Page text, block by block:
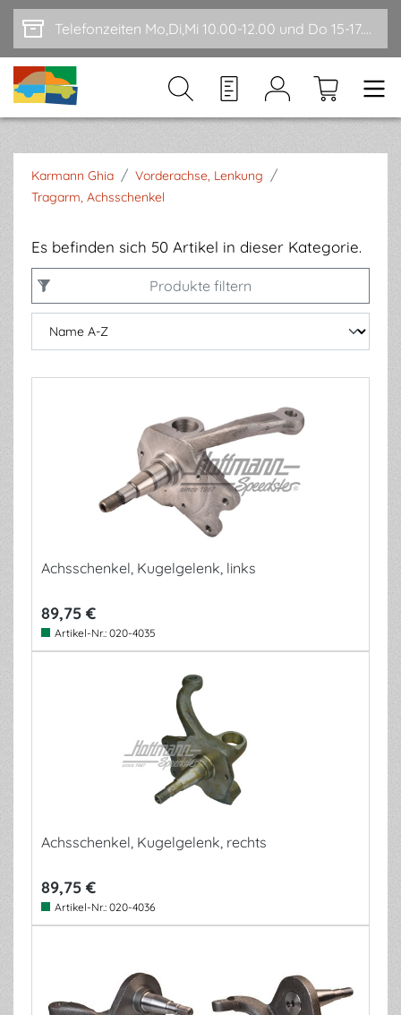
Zum Hauptinhalt springen Telefonzeiten Mo,Di,Mi 10.00-12.00 und Do 15-17.00
Karmann Ghia / Vorderachse, Lenkung /
Tragarm, Achsschenkel
Es befinden sich 50 Artikel in dieser Kategorie.
Produkte filtern
Achsschenkel, Kugelgelenk, links
89,75 €
Artikel-Nr.: 020-4035
Achsschenkel, Kugelgelenk, rechts
89,75 €
Artikel-Nr.: 020-4036